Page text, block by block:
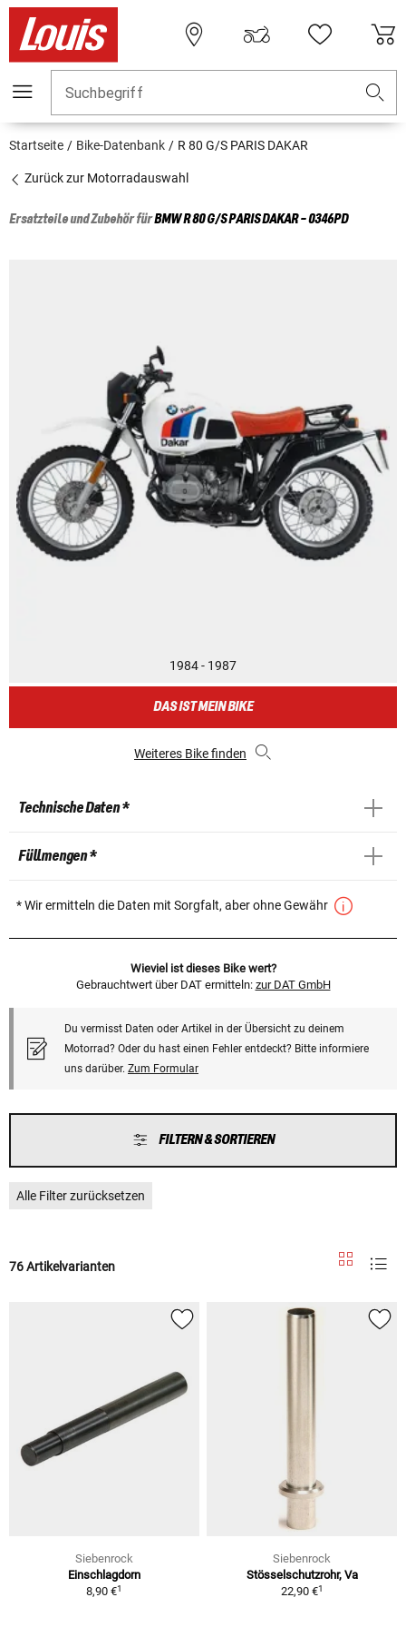
Suchbegriff
Startseite Bike-Datenbank R 80 G/S PARIS DAKAR
Zurück zur Motorradauswahl
Ersatzteile und Zubehör fürBMWR 80 G/S PARIS DAKAR - 0346PD
1984 - 1987
DAS IST MEIN BIKE
Weiteres Bike finden
Technische Daten *
Füllmengen *
* Wir ermitteln die Daten mit Sorgfalt, aber ohne Gewähr
Wieviel ist dieses Bike wert?
Gebrauchtwert über DAT ermitteln: zur DAT GmbH
Du vermisst Daten oder Artikel in der Übersicht zu deinem
Motorrad? Oder du hast einen Fehler entdeckt? Bitte informiere
uns darüber. Zum Formular
FILTERN & SORTIEREN
Alle Filter zurücksetzen
76 Artikelvarianten
Siebenrock
Einschlagdorn
8,90 €1
Siebenrock
Stösselschutzrohr, Va
22,90 €1